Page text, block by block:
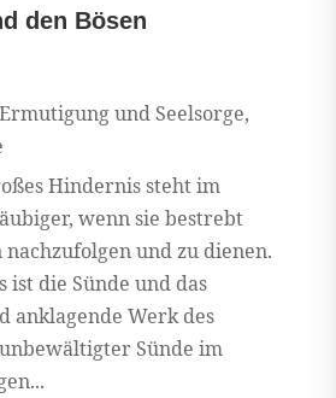
den Bösen
Ermutigung und Seelsorge,
Hindernis steht im
wenn sie bestrebt
und zu dienen.
ist die Sünde und das
anklagende Werk des
Sünde im